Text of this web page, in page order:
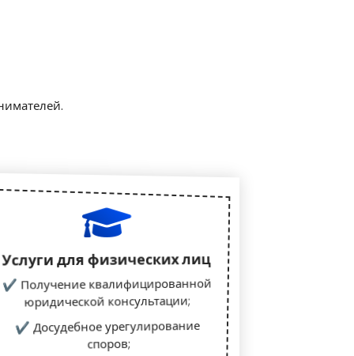
Услуги для физических лиц
✔ Получение квалифицированной
юридической консультации;
✔ Досудебное урегулирование
споров;